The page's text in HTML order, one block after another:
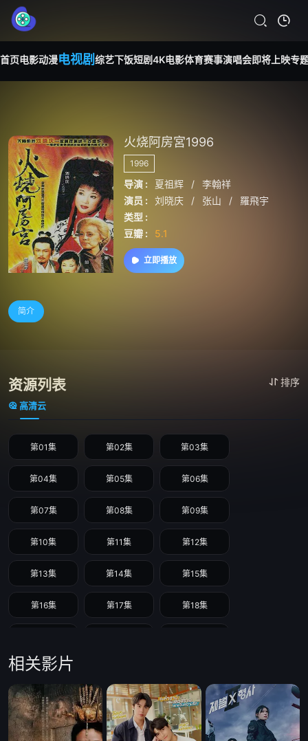
首页电影动漫电视剧 综艺下饭短剧4K电影体育赛事演唱会即将上映专
火烧阿房宮1996
1996
导演 : 夏祖辉 /
李翰祥
演员 :
刘晓庆 / 张山 /
羅飛宇
类型 :
豆瓣 :
5.1
立即播放
简介
资源列表 排序
高清云
第01集 第02集 第03集
第04集 第05集 第06集
第07集 第08集 第09集
第10集 第11集 第12集
第13集 第14集 第15集
第16集 第17集 第18集
第22集
第25集 第26集 第27集
第28集 第29集 第30集
相关影片